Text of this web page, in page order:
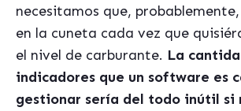
necesitamos que,
en la cuneta cada vez que
el nivel de carburante. La
indicadores que un software es
gestionar sería del todo inútil si